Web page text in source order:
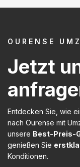
OURENSE
Jetzt
Entdecken Sie, wie
nach Ourense mit
unsere Best-Preis-
genießen Sie
Konditionen.